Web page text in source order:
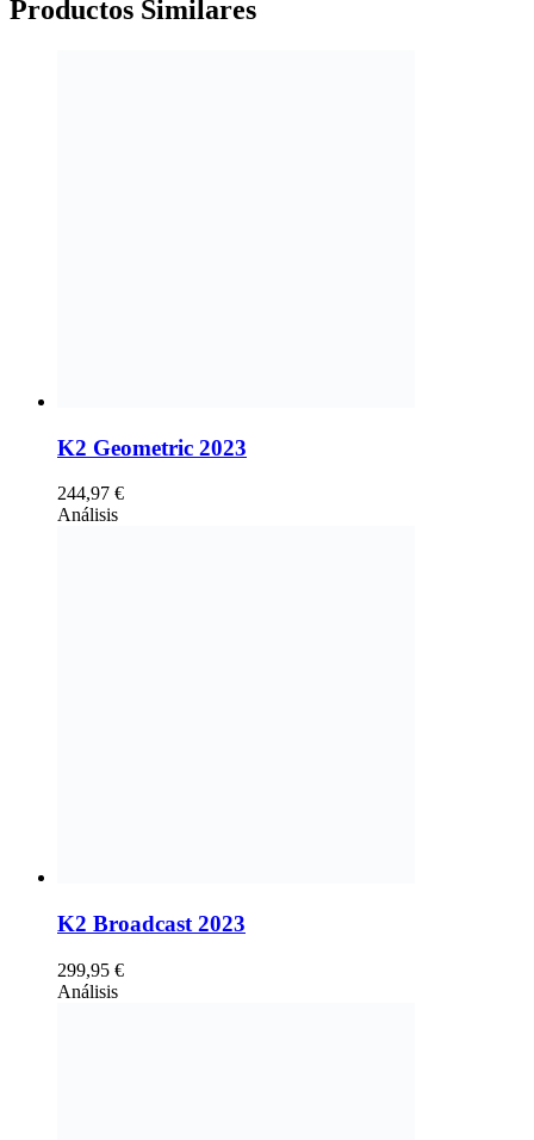
Productos Similares
K2 Geometric 2023
244,97 €
Análisis
K2 Broadcast 2023
299,95 €
Análisis